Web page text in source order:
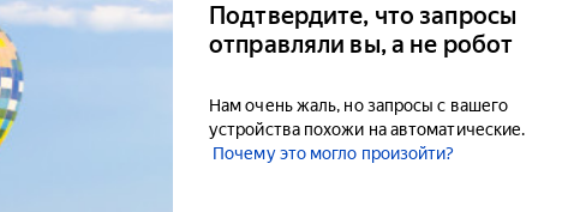
Подтвердите, что запросы
отправляли вы, а не робот
Нам очень жаль, но запросы с вашего
устройства похожи на автоматические.
Почему это могло произойти?